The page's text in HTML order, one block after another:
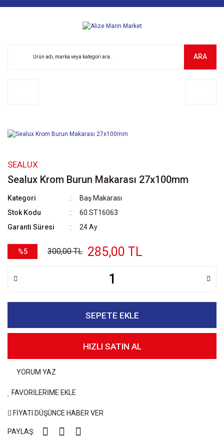
ARA
SEALUX
Sealux Krom Burun Makarası 27x100mm
Kategori
Baş Makarası
Stok Kodu
60.ST16063
Garanti Süresi
24 Ay
%5 300,00 TL 285,00 TL
SEPETE EKLE
HIZLI SATIN AL
YORUM YAZ
FAVORİLERİME EKLE
FİYATI DÜŞÜNCE HABER VER
PAYLAŞ: